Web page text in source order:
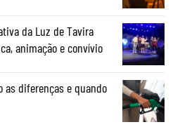
da Luz de Tavira
animação e convívio
as diferenças e quando